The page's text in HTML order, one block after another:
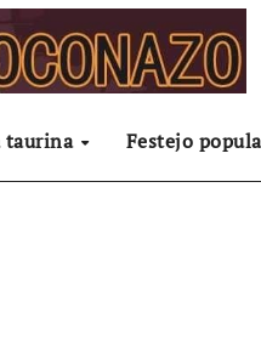
taurina Festejo